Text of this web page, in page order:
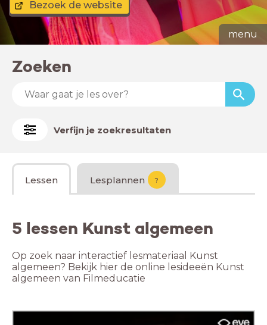
Bezoek de website
menu
Zoeken
Verfijn je zoekresultaten
Lessen Lesplannen ?
5 lessen Kunst algemeen
Op zoek naar interactief lesmateriaal Kunst
algemeen? Bekijk hier de online lesideeën Kunst
algemeen van Filmeducatie